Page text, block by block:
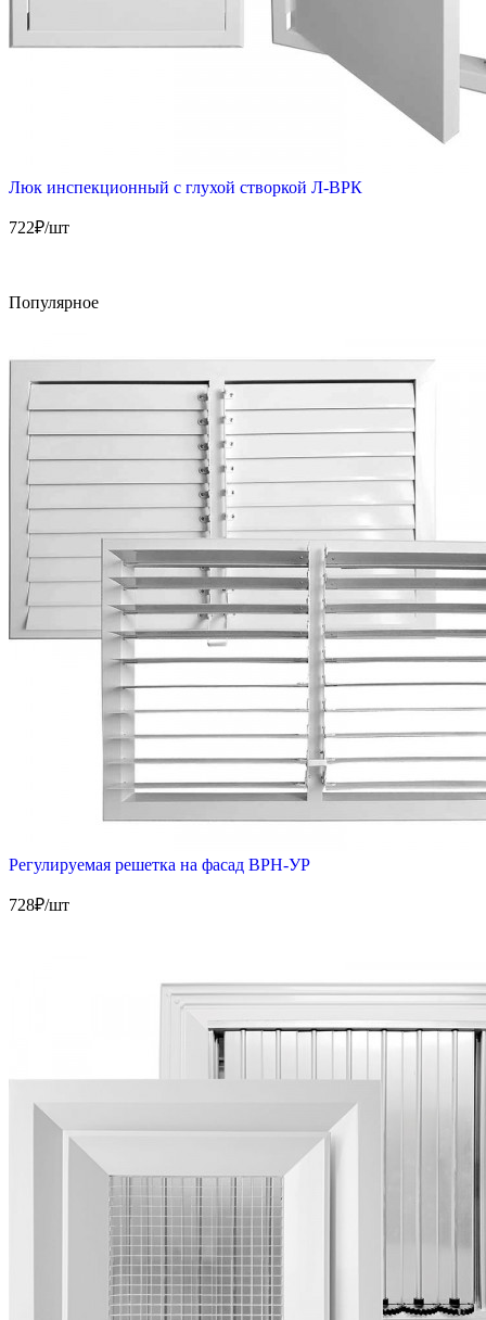
Люк инспекционный с глухой створкой Л-ВРК
722₽/шт
Популярное
Регулируемая решетка на фасад ВРН-УР
728₽/шт